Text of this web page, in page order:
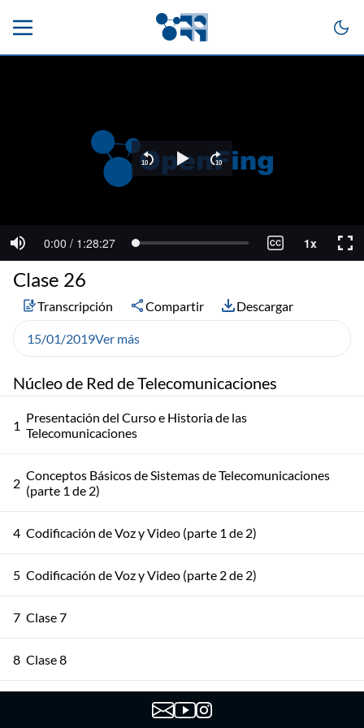
Núcleo de Red de Telecomunicaciones
1 Presentación del Curso e Historia de las
Telecomunicaciones
2 Conceptos Básicos de Sistemas de Telecomunicaciones
(parte 1 de 2)
4 Codificación de Voz y Video (parte 1 de 2)
5 Codificación de Voz y Video (parte 2 de 2)
7 Clase 7
8 Clase 8
Clase 26
Transcripción Compartir Descargar
15/01/2019Ver más